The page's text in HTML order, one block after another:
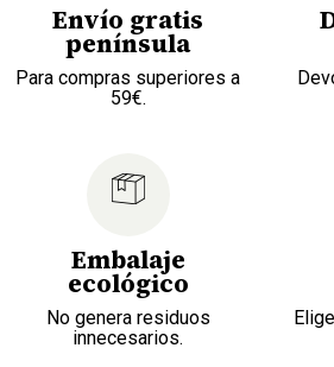
Envío gratis
península
Para compras superiores a
59€.
Embalaje
ecológico
No genera residuos
innecesarios.